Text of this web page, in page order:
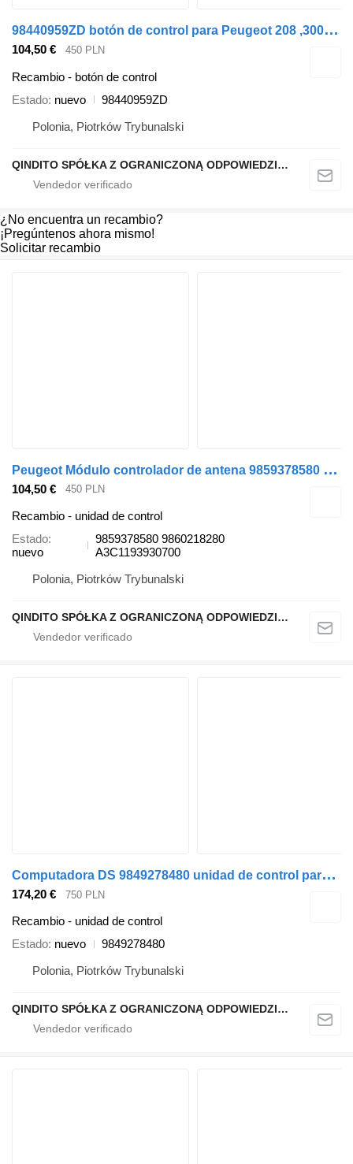
9
8440959ZD botón de control para Peugeot 208 ,3008 ,Citroen C4 coche
104,50 € 450 PLN
Recambio - botón de control
Estado nuevo
98440959ZD
Polonia, Piotrków Trybunalski
QINDITO SPÓŁKA Z OGRANICZONĄ ODPOWIEDZIALNOŚCIĄ
¿No encuentra un recambio?
¡Pregúntenos ahora mismo!
Solicitar recambio
P
eugeot Módulo controlador de antena 9859378580 unidad de control para Peugeot 508 II coche
104,50 € 450 PLN
Recambio - unidad de control
Estado
nuevo
9859378580 9860218280
A3C1193930700
Polonia, Piotrków Trybunalski
QINDITO SPÓŁKA Z OGRANICZONĄ ODPOWIEDZIALNOŚCIĄ
C
omputadora DS 9849278480 unidad de control para Peugeot 308 coche
174,20 € 750 PLN
Recambio - unidad de control
Estado nuevo
9849278480
Polonia, Piotrków Trybunalski
QINDITO SPÓŁKA Z OGRANICZONĄ ODPOWIEDZIALNOŚCIĄ